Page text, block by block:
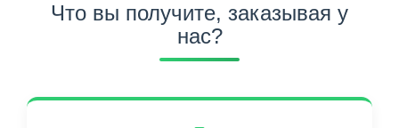
Что вы получите, заказывая у
нас?